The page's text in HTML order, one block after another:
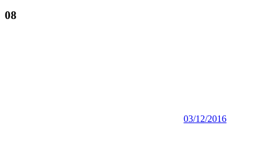
08
03/12/2016